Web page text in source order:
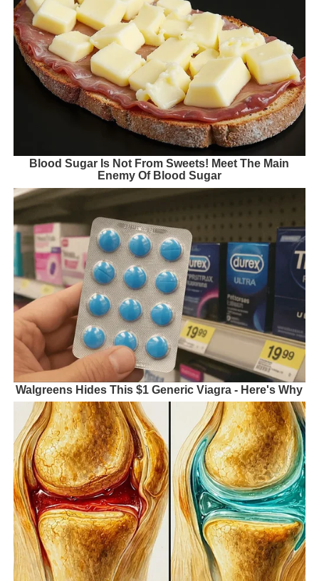
Blood Sugar Is Not From Sweets! Meet The Main
Enemy Of Blood Sugar
Walgreens Hides This $1 Generic Viagra - Here's Why